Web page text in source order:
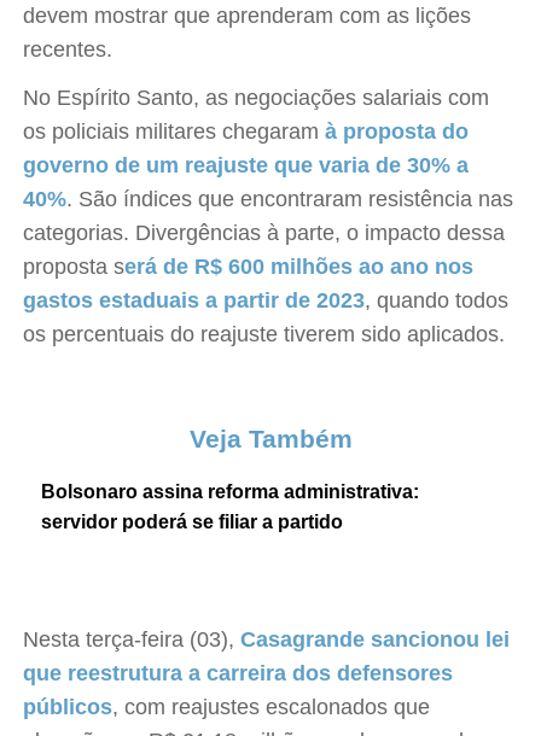
devem mostrar que aprenderam com as lições
recentes.
No Espírito Santo, as negociações salariais com
os policiais militares chegaram à proposta do
governo de um reajuste que varia de 30% a
40%. São índices que encontraram resistência nas
categorias. Divergências à parte, o impacto dessa
proposta será de R$ 600 milhões ao ano nos
gastos estaduais a partir de 2023, quando todos
os percentuais do reajuste tiverem sido aplicados.
Veja Também
Bolsonaro assina reforma administrativa:
servidor poderá se filiar a partido
Nesta terça-feira (03),Casagrande sancionou lei
que reestrutura a carreira dos defensores
públicos, com reajustes escalonados que